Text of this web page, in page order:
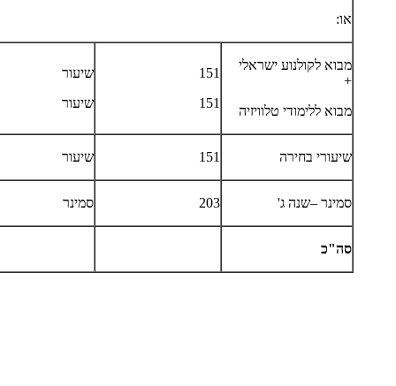
או:
מבוא לקולנוע ישראלי
+
מבוא ללימודי טלוויזיה
151
151
שיעור
שיעור
שיעורי בחירה 151 שיעור
סמינר –שנה ג' 203 סמינר
סה"כ